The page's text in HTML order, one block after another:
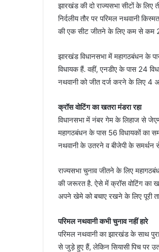
झारखंड की दो राज्यसभा सीटों के
निर्दलीय तौर पर परिमल नथवानी
की एक सीट जीतने के लिए कम से कम
झारखंड विधानसभा में महागठबंधन
विधायक हैं. वहीं, एनडीए के पास 24
नथवानी को जीत दर्ज करने के लिए 4
क्रॉस वोटिंग का खतरा मंडरा रहा
विधानसभा में नंबर गेम के लिहाज से
महागठबंधन के पास 56 विधायकों का
नथवानी के उतरने व बीजेपी के समर्थन
राज्यसभा चुनाव जीतने के लिए
की जरूरत है. ऐसे में क्रॉस वोटिंग का
अपने खेमे को बचाए रखने के लिए पूरी
परिमल नथवानी कभी चुनाव नहीं हारे
परिमल नथवानी का झारखंड के साथ
से जुड़े हुए हैं, लेकिन सियासी पिच पर